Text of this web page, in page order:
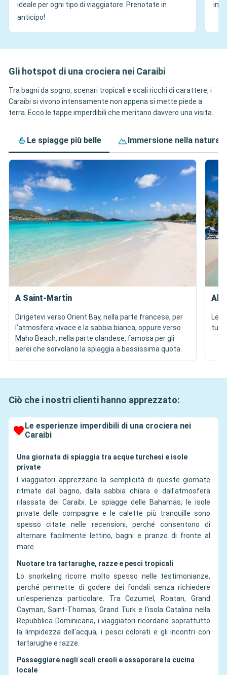
ideale per ogni tipo di viaggiatore. Prenotate in
anticipo!
Gli hotspot di una crociera nei Caraibi
Tra bagni da sogno, scenari tropicali e scali ricchi di carattere, i
Caraibi si vivono intensamente non appena si mette piede a
terra. Ecco le tappe imperdibili che meritano davvero una visita.
Le spiagge più belle Immersione nella natura
A Saint-Martin
Dirigetevi verso Orient Bay, nella parte francese, per
l'atmosfera vivace e la sabbia bianca, oppure verso
Maho Beach, nella parte olandese, famosa per gli
aerei che sorvolano la spiaggia a bassissima quota.
Le
Ciò che i nostri clienti hanno apprezzato:
Le esperienze imperdibili di una crociera nei
Caraibi
Una giornata di spiaggia tra acque turchesi e isole
private
I viaggiatori apprezzano la semplicità di queste giornate
ritmate dal bagno, dalla sabbia chiara e dall'atmosfera
rilassata dei Caraibi. Le spiagge delle Bahamas, le isole
private delle compagnie e le calette più tranquille sono
spesso citate nelle recensioni, perché consentono di
alternare facilmente lettino, bagni e pranzo di fronte al
mare.
Nuotare tra tartarughe, razze e pesci tropicali
Lo snorkeling ricorre molto spesso nelle testimonianze,
perché permette di godere dei fondali senza richiedere
un'esperienza particolare. Tra Cozumel, Roatan, Grand
Cayman, Saint-Thomas, Grand Turk e l'isola Catalina nella
Repubblica Dominicana, i viaggiatori ricordano soprattutto
la limpidezza dell'acqua, i pesci colorati e gli incontri con
tartarughe e razze.
Passeggiare negli scali creoli e assaporare la cucina
locale